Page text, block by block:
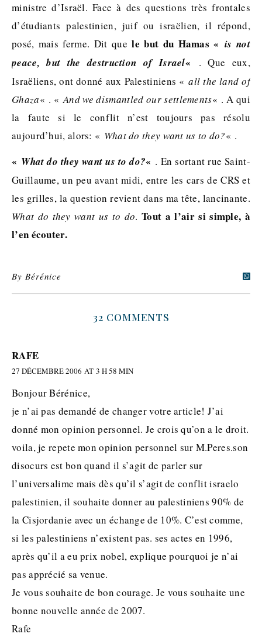
ministre d’Israël. Face à des questions très frontales
d’étudiants palestinien, juif ou israëlien, il répond,
posé, mais ferme. Dit quele but du Hamas «is not
peace, but the destruction of Israel«
. Que eux,
Israëliens, ont donné aux Palestiniens «all the land of
Ghaza« . «And we dismantled our settlements« . A qui
la faute si le conflit n’est toujours pas résolu
aujourd’hui, alors: « What do they want us to do?« .
« What do they want us to do?« . En sortant rue Saint-
Guillaume, un peu avant midi, entre les cars de CRS et
les grilles, la question revient dans ma tête, lancinante.
What do they want us to do.Tout a l’air si simple, à
l’en écouter.
ByBérénice
32 COMMENTS
RAFE
27 DÉCEMBRE 2006 AT 3 H 58 MIN
Bonjour Bérénice,
je n’ai pas demandé de changer votre article! J’ai
donné mon opinion personnel. Je crois qu’on a le droit.
voila, je repete mon opinion personnel sur M.Peres.son
disocurs est bon quand il s’agit de parler sur
l’universalime mais dès qu’il s’agit de conflit israelo
palestinien, il souhaite donner au palestiniens 90% de
la Cisjordanie avec un échange de 10%. C’est comme,
si les palestiniens n’existent pas. ses actes en 1996,
après qu’il a eu prix nobel, explique pourquoi je n’ai
pas apprécié sa venue.
Je vous souhaite de bon courage. Je vous souhaite une
bonne nouvelle année de 2007.
Rafe